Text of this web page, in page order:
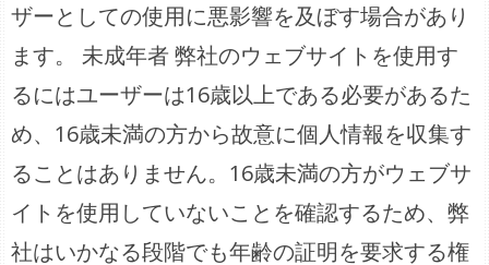
ザーとしての使用に悪影響を及ぼす場合があり
ます。 未成年者 弊社のウェブサイトを使用す
るにはユーザーは16歳以上である必要があるた
め、16歳未満の方から故意に個人情報を収集す
ることはありません。16歳未満の方がウェブサ
イトを使用していないことを確認するため、弊
社はいかなる段階でも年齢の証明を要求する権